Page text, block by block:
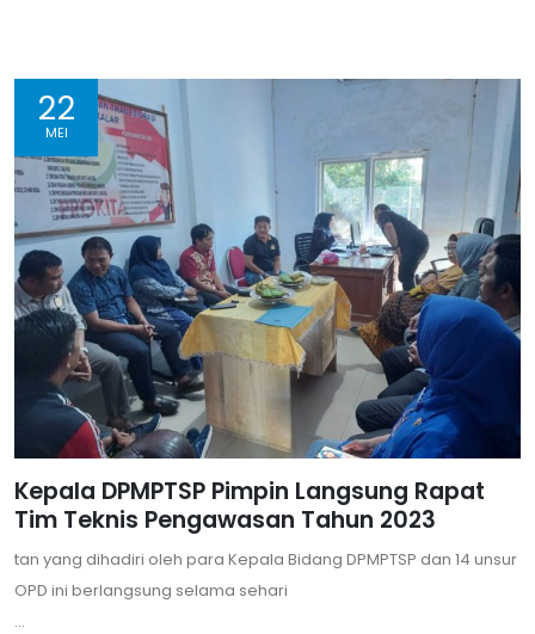
22
MEI
Kepala DPMPTSP Pimpin Langsung Rapat
Tim Teknis Pengawasan Tahun 2023
tan yang dihadiri oleh para Kepala Bidang DPMPTSP dan 14 unsur
OPD ini berlangsung selama sehari
...